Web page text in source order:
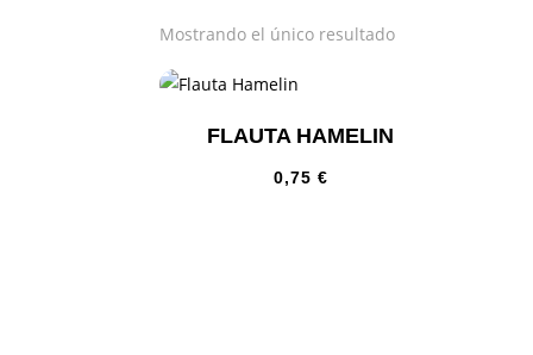
Mostrando el único resultado
FLAUTA HAMELIN
0,75 €